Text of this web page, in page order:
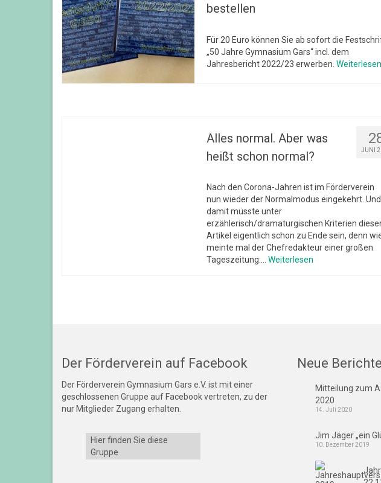
bestellen
Für 20 Euro können Sie ab sofort die
„50 Jahre Gymnasium Gars“ incl. dem
Jahresbericht 2022/23 erwerben. Weiterlesen
JUNI
Alles normal. Aber was
heißt schon normal?
Nach den Corona-Jahren ist im Förderverein
nun wieder der Normalmodus eingekehrt. Und
damit müsste unter
erzählerisch/dramaturgischen Kriterien
Artikel eigentlich schon zu Ende sein, denn
meinte mal der Chefredakteur einer großen
Tageszeitung:... Weiterlesen
Der Förderverein auf Facebook
Der Förderverein Gymnasium Gars e.V. ist mit einer
geschlossenen Gruppe auf Facebook vertreten, zu der
nur Mitglieder Zugang erhalten.
Hier finden Sie diese
Gruppe
Neue Berichte
Mitteilung zum
2020
14. Juli 2020
Jim Jäger „ein
10. Dezember 2019